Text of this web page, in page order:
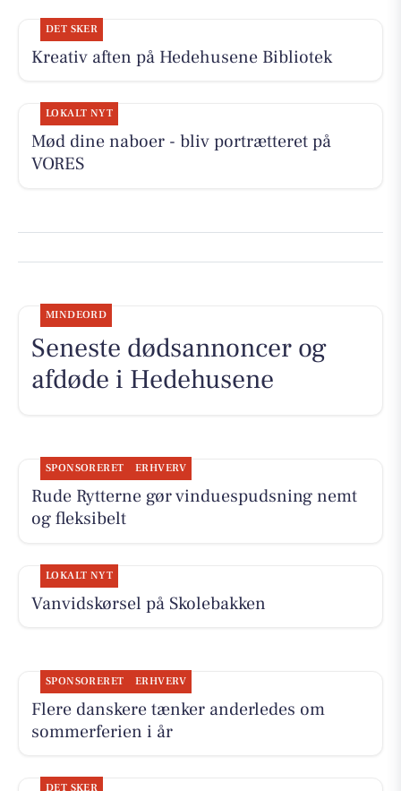
DET SKER
Kreativ aften på Hedehusene Bibliotek
LOKALT NYT
Mød dine naboer - bliv portrætteret på
VORES
MINDEORD
Seneste dødsannoncer og
afdøde i Hedehusene
SPONSORERET ERHVERV
Rude Rytterne gør vinduespudsning nemt
og fleksibelt
LOKALT NYT
Vanvidskørsel på Skolebakken
SPONSORERET ERHVERV
Flere danskere tænker anderledes om
sommerferien i år
DET SKER